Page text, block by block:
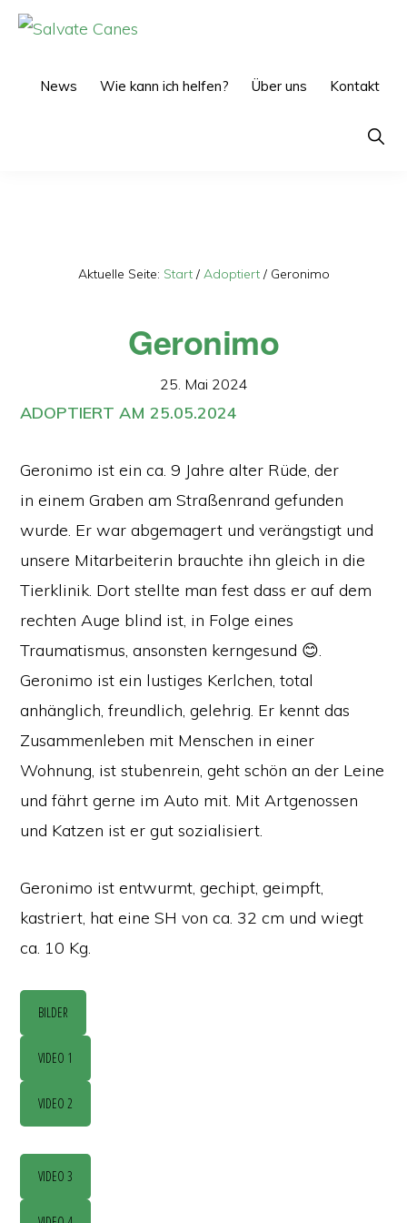
Zur
Zum
News Wie kann ich helfen? Über uns Kontakt
Show
Aktuelle Seite: Start / Adoptiert /Geronimo
Geronimo
25. Mai 2024
ADOPTIERT AM 25.05.2024
Geronimo ist ein ca. 9 Jahre alter Rüde, der
in einem Graben am Straßenrand gefunden
wurde. Er war abgemagert und verängstigt und
unsere Mitarbeiterin brauchte ihn gleich in die
Tierklinik. Dort stellte man fest dass er auf dem
rechten Auge blind ist, in Folge eines
Traumatismus, ansonsten kerngesund 😊.
Geronimo ist ein lustiges Kerlchen, total
anhänglich, freundlich, gelehrig. Er kennt das
Zusammenleben mit Menschen in einer
Wohnung, ist stubenrein, geht schön an der Leine
und fährt gerne im Auto mit. Mit Artgenossen
und Katzen ist er gut sozialisiert.
Geronimo ist entwurmt, gechipt, geimpft,
kastriert, hat eine SH von ca. 32 cm und wiegt
ca. 10 Kg.
BILDER
VIDEO 1
VIDEO 2
VIDEO 3